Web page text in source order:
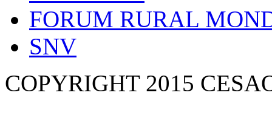
FORUM RURAL
SNV
COPYRIGHT 2015